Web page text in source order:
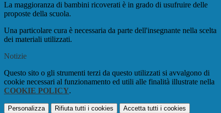
La maggioranza di bambini ricoverati è in grado di usufruire delle
proposte della scuola.
Una particolare cura è necessaria da parte dell'insegnante nella scelta
dei materiali utilizzati.
Notizie
Questo sito o gli strumenti terzi da questo utilizzati si avvalgono di
cookie necessari al funzionamento ed utili alle finalità illustrate nella
COOKIE POLICY.
Personalizza Rifiuta tutti i cookies Accetta tutti i cookies